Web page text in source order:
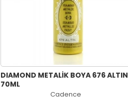
DIAMOND METALİK BOYA 676 ALTIN
70ML
Cadence